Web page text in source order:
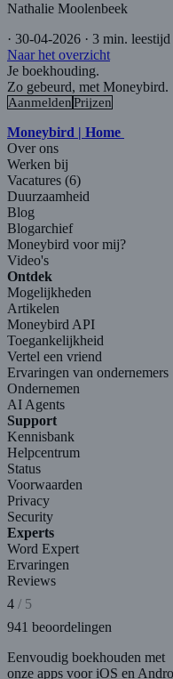
Nathalie Moolenbeek
· 30-04-2026 · 3 min. leestijd
Naar het overzicht